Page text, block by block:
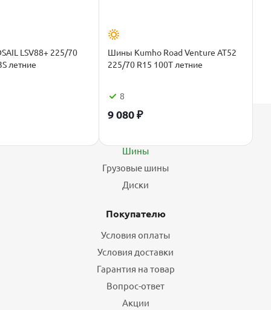
LSV88+ 225/70
летние
Шины Kumho Road Venture AT52
225/70 R15 100T летние
8
9 080₽
Шины
Грузовые шины
Диски
Покупателю
Условия оплаты
Условия доставки
Гарантия на товар
Вопрос-ответ
Акции